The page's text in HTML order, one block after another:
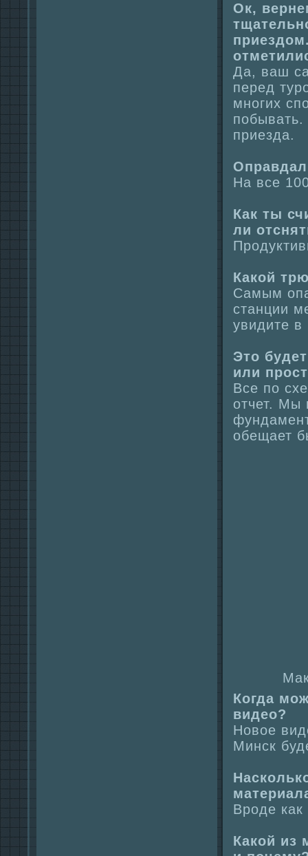
Ок,
Да, ваш
перед
многих
приезда.
На все
Как ты
ли
Какой
Самым
станции
увидите
Это
или
Все по
отчет. Мы
обещает
Когда
видео?
Новое
Минск
Вроде
Какой из